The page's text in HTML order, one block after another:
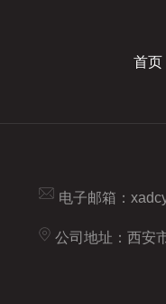
首页
电子邮箱：
公司地址：西安